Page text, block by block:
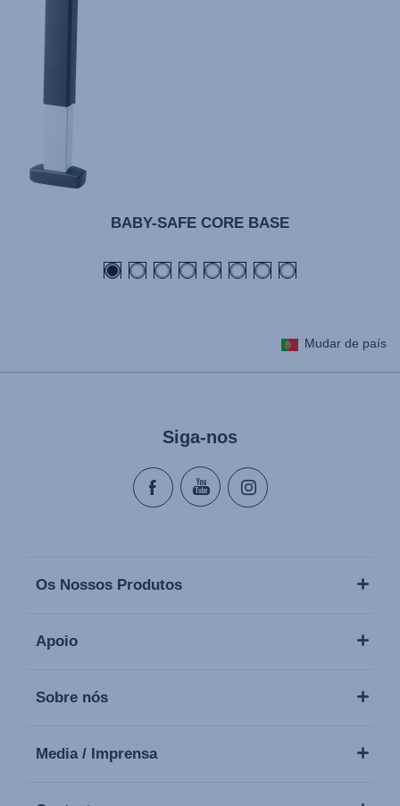
BABY-SAFE CORE BASE
Mudar de país
Siga-nos
Os Nossos Produtos
Apoio
Sobre nós
Media / Imprensa